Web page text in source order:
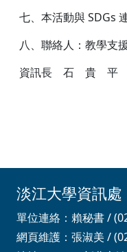
七、本活動與 SDGs
八、聯絡人：教學支
資訊長 石 貴 平
淡江大學資訊處
單位連絡：賴秘書 /
網頁維護：張淑美 /